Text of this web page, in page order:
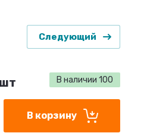
Следующий
В наличии 100
шт
В корзину